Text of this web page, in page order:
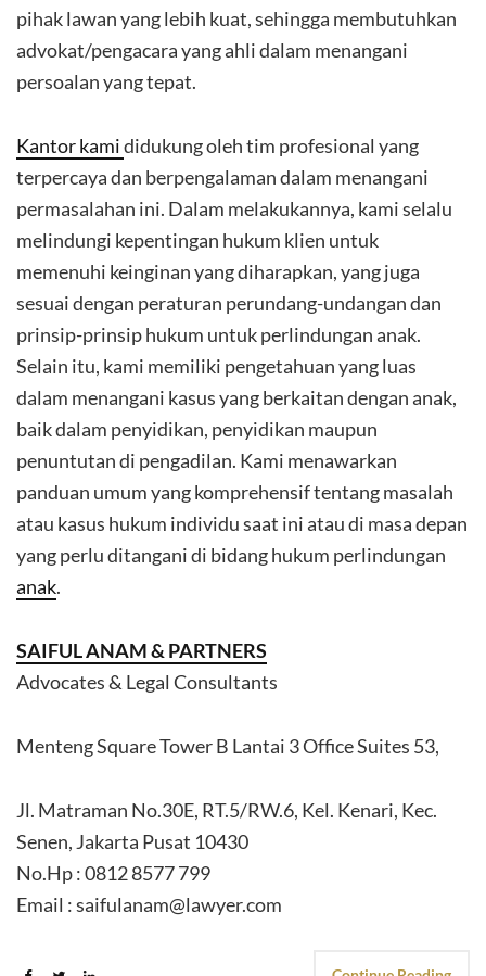
pihak lawan yang lebih kuat, sehingga membutuhkan
advokat/pengacara yang ahli dalam menangani
persoalan yang tepat.
Kantor kamididukung oleh tim profesional yang
terpercaya dan berpengalaman dalam menangani
permasalahan ini. Dalam melakukannya, kami selalu
melindungi kepentingan hukum klien untuk
memenuhi keinginan yang diharapkan, yang juga
sesuai dengan peraturan perundang-undangan dan
prinsip-prinsip hukum untuk perlindungan anak.
Selain itu, kami memiliki pengetahuan yang luas
dalam menangani kasus yang berkaitan dengan anak,
baik dalam penyidikan, penyidikan maupun
penuntutan di pengadilan. Kami menawarkan
panduan umum yang komprehensif tentang masalah
atau kasus hukum individu saat ini atau di masa depan
yang perlu ditangani di bidang hukum perlindungan
anak.
SAIFUL ANAM & PARTNERS
Advocates & Legal Consultants
Menteng Square Tower B Lantai 3 Office Suites 53,
Jl. Matraman No.30E, RT.5/RW.6, Kel. Kenari, Kec.
Senen, Jakarta Pusat 10430
No.Hp : 0812 8577 799
Email : saifulanam@lawyer.com